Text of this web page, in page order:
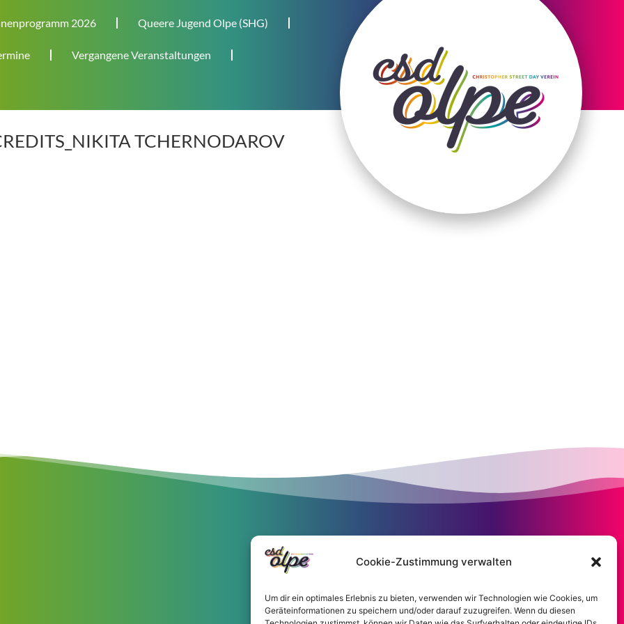
Cookie-Zustimmung verwalten
Um dir ein optimales Erlebnis zu bieten, verwenden wir Technologien wie Cookies, um
Geräteinformationen zu speichern und/oder darauf zuzugreifen. Wenn du diesen
2026 Queere Jugend Olpe (SHG)
Vergangene Veranstaltungen
TCHERNODAROV